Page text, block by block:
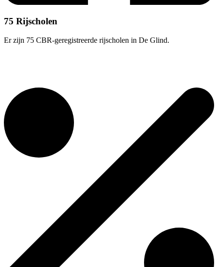
75 Rijscholen
Er zijn 75 CBR-geregistreerde rijscholen in De Glind.